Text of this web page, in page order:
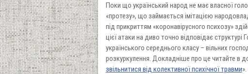
Поки що український народ не має власної
«протезу», що займається імітацією
під прикриттям «коронавірусного психозу»
цієї атаки на диво точно відповідає
українського середнього класу – вільних
розкуркулення. Докладніше про це читайте в
звільнитися від колективної психічної травми».